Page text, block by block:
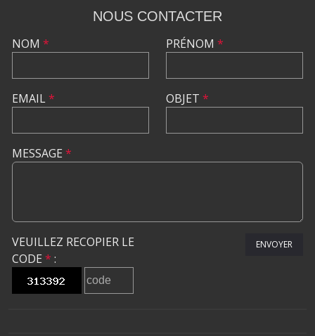
NOUS CONTACTER
NOM *
EMAIL*
PRÉNOM *
OBJET *
MESSAGE *
VEUILLEZ RECOPIER LE
CODE * :
ENVOYER